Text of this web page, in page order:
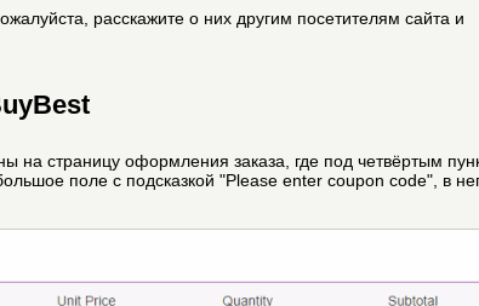
расскажите о них другим посетителям сайта и
на страницу оформления заказа, где под четвёртым
поле с подсказкой "Please enter coupon code", в